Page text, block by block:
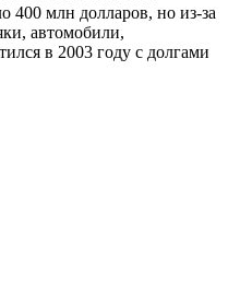
400 млн долларов, но из-за
автомобили,
в 2003 году с долгами